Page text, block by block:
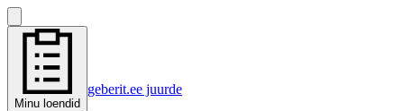
Minu loendid
geberit.ee juurde